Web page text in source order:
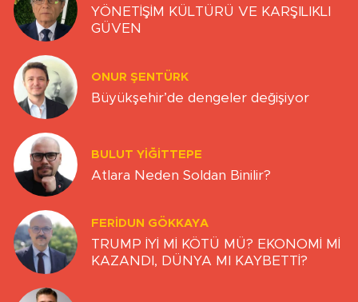
YÖNETİŞİM KÜLTÜRÜ VE KARŞILIKLI
GÜVEN
ONUR ŞENTÜRK
Büyükşehir’de dengeler değişiyor
BULUT YİĞİTTEPE
Atlara Neden Soldan Binilir?
FERIDUN GÖKKAYA
TRUMP İYİ Mİ KÖTÜ MÜ? EKONOMİ Mİ
KAZANDI, DÜNYA MI KAYBETTİ?